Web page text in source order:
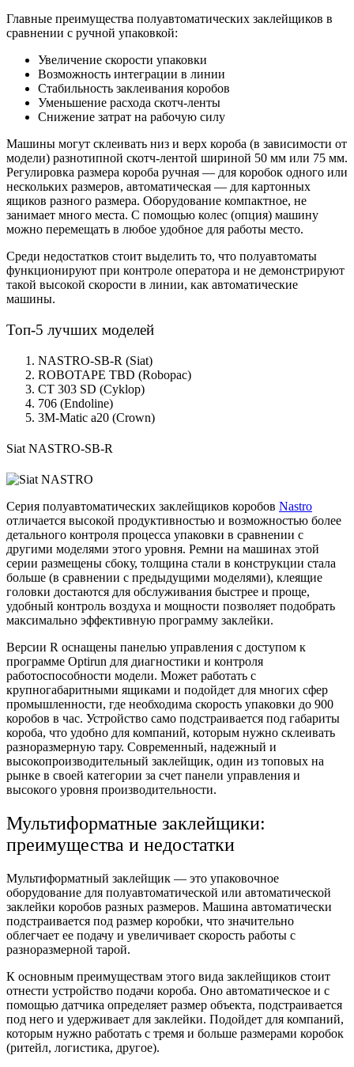
Главные преимущества полуавтоматических заклейщиков в
сравнении с ручной упаковкой:
Увеличение скорости упаковки
Возможность интеграции в линии
Стабильность заклеивания коробов
Уменьшение расхода скотч-ленты
Снижение затрат на рабочую силу
Машины могут склеивать низ и верх короба (в зависимости от
модели) разнотипной скотч-лентой шириной 50 мм или 75 мм.
Регулировка размера короба ручная — для коробок одного или
нескольких размеров, автоматическая — для картонных
ящиков разного размера. Оборудование компактное, не
занимает много места. С помощью колес (опция) машину
можно перемещать в любое удобное для работы место.
Среди недостатков стоит выделить то, что полуавтоматы
функционируют при контроле оператора и не демонстрируют
такой высокой скорости в линии, как автоматические
машины.
Топ-5 лучших моделей
NASTRO-SB-R (Siat)
ROBOTAPE TBD (Robopac)
CT 303 SD (Cyklop)
706 (Endoline)
3M-Matic a20 (Crown)
Siat NASTRO-SB-R
Серия полуавтоматических заклейщиков коробов Nastro
отличается высокой продуктивностью и возможностью более
детального контроля процесса упаковки в сравнении с
другими моделями этого уровня. Ремни на машинах этой
серии размещены сбоку, толщина стали в конструкции стала
больше (в сравнении с предыдущими моделями), клеящие
головки достаются для обслуживания быстрее и проще,
удобный контроль воздуха и мощности позволяет подобрать
максимально эффективную программу заклейки.
Версии R оснащены панелью управления с доступом к
программе Optirun для диагностики и контроля
работоспособности модели. Может работать с
крупногабаритными ящиками и подойдет для многих сфер
промышленности, где необходима скорость упаковки до 900
коробов в час. Устройство само подстраивается под габариты
короба, что удобно для компаний, которым нужно склеивать
разноразмерную тару. Современный, надежный и
высокопроизводительный заклейщик, один из топовых на
рынке в своей категории за счет панели управления и
высокого уровня производительности.
Мультиформатные заклейщики:
преимущества и недостатки
Мультиформатный заклейщик — это упаковочное
оборудование для полуавтоматической или автоматической
заклейки коробов разных размеров. Машина автоматически
подстраивается под размер коробки, что значительно
облегчает ее подачу и увеличивает скорость работы с
разноразмерной тарой.
К основным преимуществам этого вида заклейщиков стоит
отнести устройство подачи короба. Оно автоматическое и с
помощью датчика определяет размер объекта, подстраивается
под него и удерживает для заклейки. Подойдет для компаний,
которым нужно работать с тремя и больше размерами коробок
(ритейл, логистика, другое).